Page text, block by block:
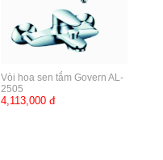
Vòi hoa sen tắm Govern AL-
2505
4,113,000 đ